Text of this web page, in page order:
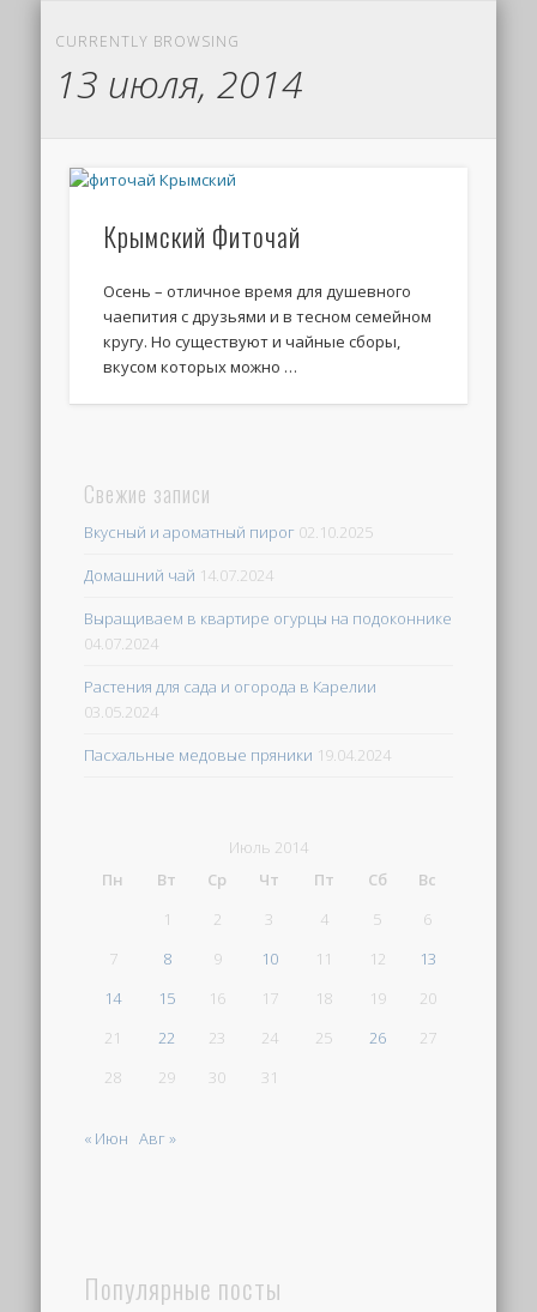
CURRENTLY BROWSING
13 июля, 2014
Крымский Фиточай
Осень – отличное время для душевного
чаепития с друзьями и в тесном семейном
кругу. Но существуют и чайные сборы,
вкусом которых можно …
Свежие записи
Вкусный и ароматный пирог 02.10.2025
Домашний чай 14.07.2024
Выращиваем в квартире огурцы на подоконнике
04.07.2024
Растения для сада и огорода в Карелии
03.05.2024
Пасхальные медовые пряники 19.04.2024
Июль 2014
Пн
Вт Ср Чт Пт Сб
Вс
1
2 3 4 5
6
7
8 9 10 11 12
13
14
15 16 17 18 19
20
21
22 23 24 25 26
27
28
29 30 31
« Июн Авг »
Популярные посты